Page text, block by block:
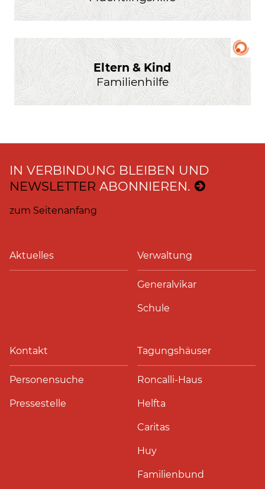
Eltern & Kind
Familienhilfe
IN VERBINDUNG BLEIBEN UND
NEWSLETTER ABONNIEREN.
zum Seitenanfang
Aktuelles Verwaltung
Generalvikar
Schule
Kontakt
Personensuche
Pressestelle
Tagungshäuser
Roncalli-Haus
Helfta
Caritas
Huy
Familienbund